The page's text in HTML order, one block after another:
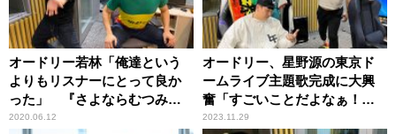
オードリー若林「俺達という
よりもリスナーにとって良か
った」 『さよならむつみ
荘』ギャラクシー賞入賞に喜
2020.06.12
オードリー、星野源の東京ド
ームライブ主題歌完成に大興
奮「すごいことだよなぁ！」
「ありがたい！」
2023.11.29